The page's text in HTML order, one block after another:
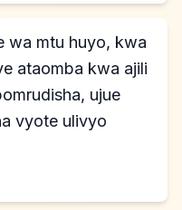
wa mtu huyo, kwa
ataomba kwa ajili
ujue
vyote ulivyo